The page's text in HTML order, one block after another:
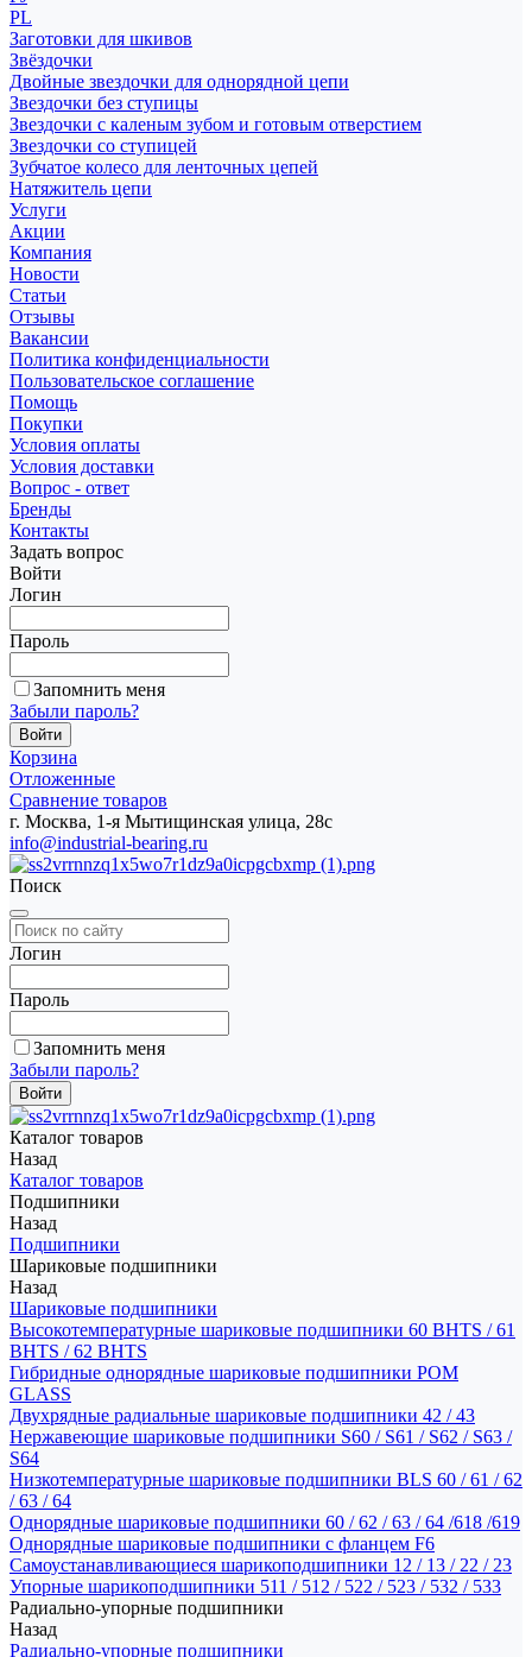
PL
Заготовки для шкивов
Звёздочки
Двойные звездочки для однорядной цепи
Звездочки без ступицы
Звездочки с каленым зубом и готовым отверстием
Звездочки со ступицей
Зубчатое колесо для ленточных цепей
Натяжитель цепи
Услуги
Акции
Компания
Новости
Статьи
Отзывы
Вакансии
Политика конфиденциальности
Пользовательское соглашение
Помощь
Покупки
Условия оплаты
Условия доставки
Вопрос - ответ
Бренды
Контакты
Задать вопрос
Войти
Логин
Пароль
Запомнить меня
Забыли пароль?
Корзина
Отложенные
Сравнение товаров
г. Москва, 1-я Мытищинская улица, 28с
info@industrial-bearing.ru
Поиск
Логин
Пароль
Запомнить меня
Забыли пароль?
Каталог товаров
Назад
Каталог товаров
Подшипники
Назад
Подшипники
Шариковые подшипники
Назад
Шариковые подшипники
Высокотемпературные шариковые подшипники 60 BHTS / 61
BHTS / 62 BHTS
Гибридные однорядные шариковые подшипники POM
GLASS
Двухрядные радиальные шариковые подшипники 42 / 43
Нержавеющие шариковые подшипники S60 / S61 / S62 / S63 /
S64
Низкотемпературные шариковые подшипники BLS 60 / 61 / 62
/ 63 / 64
Однорядные шариковые подшипники 60 / 62 / 63 / 64 /618 /619
Однорядные шариковые подшипники с фланцем F6
Самоустанавливающиеся шарикоподшипники 12 / 13 / 22 / 23
Упорные шарикоподшипники 511 / 512 / 522 / 523 / 532 / 533
Радиально-упорные подшипники
Назад
Радиально-упорные подшипники